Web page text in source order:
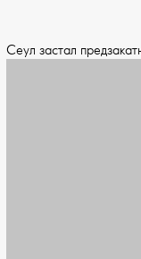
Сеул застал